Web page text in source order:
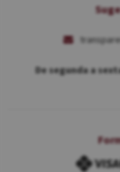
De segunda a